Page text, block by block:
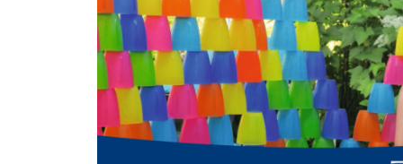
Rezension: Schneider, Jutta,
Kopic, Aida, Jasmund,
Christina: Qualifikationsprofil
»Bewegung in der frühen